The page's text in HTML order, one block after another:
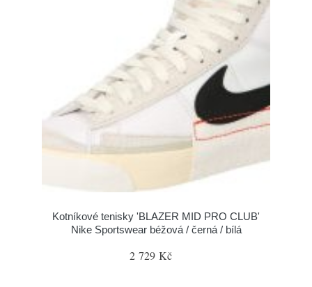
Kotníkové tenisky 'BLAZER MID PRO CLUB'
Nike Sportswear béžová / černá / bílá
2 729 Kč